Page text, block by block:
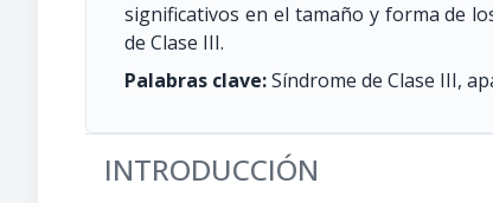
significativos en el tamaño y forma de
de Clase III.
Palabras clave:Síndrome de Clase III,
INTRODUCCIÓN